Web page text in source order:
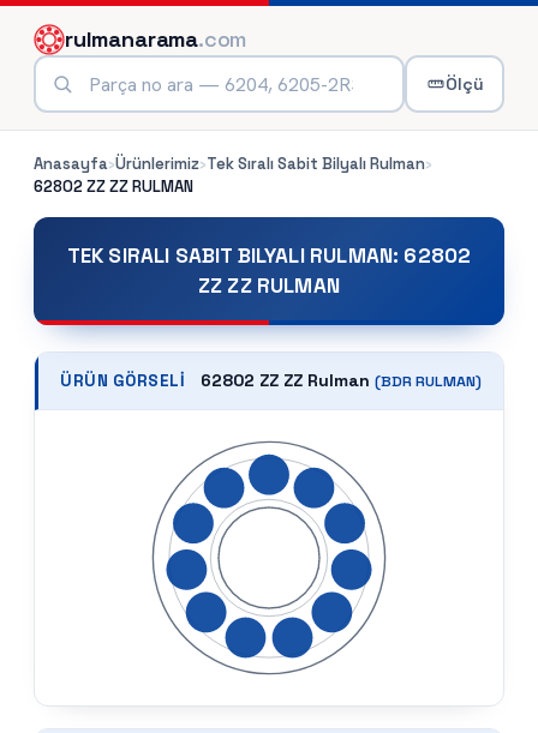
rulmanarama.com
Ölçü
Anasayfa›Ürünlerimiz›Tek Sıralı Sabit Bilyalı Rulman›
62802 ZZ ZZRULMAN
TEK SIRALI SABIT BILYALI RULMAN: 62802
ZZ ZZ RULMAN
ÜRÜN GÖRSELI 62802 ZZ ZZ Rulman (BDRRULMAN)